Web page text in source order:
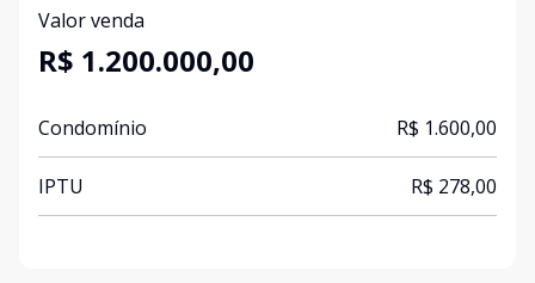
Valor venda
R$ 1.200.000,00
Condomínio R$ 1.600,00
IPTU R$ 278,00